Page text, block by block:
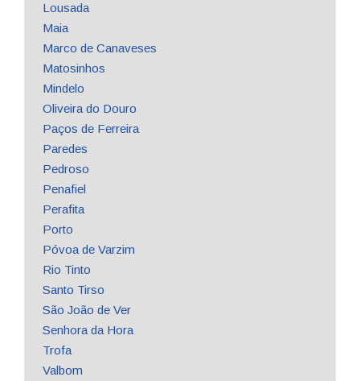
Lousada
Maia
Marco de Canaveses
Matosinhos
Mindelo
Oliveira do Douro
Paços de Ferreira
Paredes
Pedroso
Penafiel
Perafita
Porto
Póvoa de Varzim
Rio Tinto
Santo Tirso
São João de Ver
Senhora da Hora
Trofa
Valbom